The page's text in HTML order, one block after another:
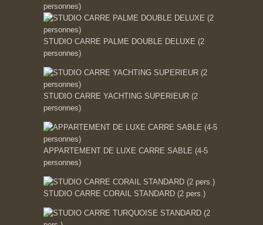
personnes)
STUDIO CARRE PALME DOUBLE DELUXE (2
personnes)
STUDIO CARRE YACHTING SUPERIEUR (2
personnes)
APPARTEMENT DE LUXE CARRE SABLE (4-5
personnes)
STUDIO CARRE CORAIL STANDARD (2 pers.)